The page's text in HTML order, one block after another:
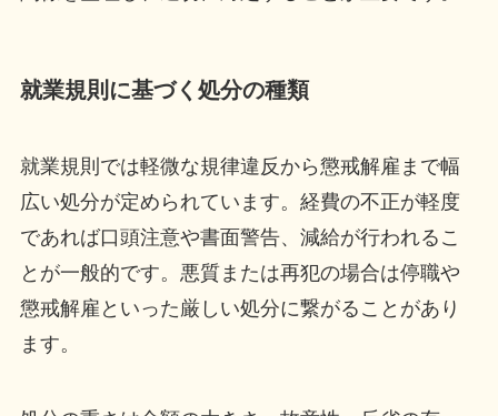
就業規則に基づく処分の種類
就業規則では軽微な規律違反から懲戒解雇まで幅
広い処分が定められています。経費の不正が軽度
であれば口頭注意や書面警告、減給が行われるこ
とが一般的です。悪質または再犯の場合は停職や
懲戒解雇といった厳しい処分に繋がることがあり
ます。